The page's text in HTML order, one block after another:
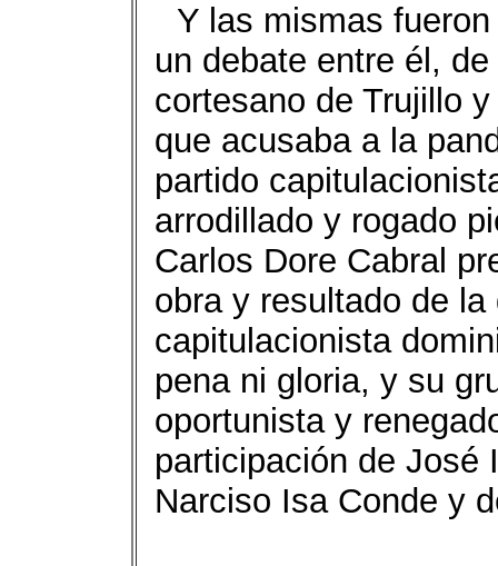
Y las mismas
un debate entre él,
cortesano de Trujillo
que acusaba a la
partido
arrodillado y rogado
Carlos Dore Cabral
obra y resultado de
capitulacionista
pena ni gloria, y su
oportunista y
participación de José
Narciso Isa Conde y